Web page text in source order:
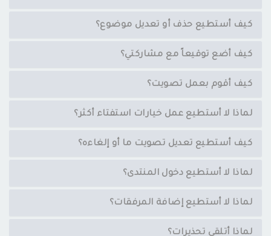
كيف أستطيع حذف أو تعديل موضوع؟
كيف أضع توقيعاً مع مشاركتي؟
كيف أقوم بعمل تصويت؟
لماذا لا أستطيع عمل خيارات استفتاء أكثر؟
كيف أستطيع تعديل تصويت ما أو إلغاءه؟
لماذا لا أستطيع دخول المنتدى؟
لماذا لا أستطيع إضافة المرفقات؟
لماذا أتلقى تحذيرات؟